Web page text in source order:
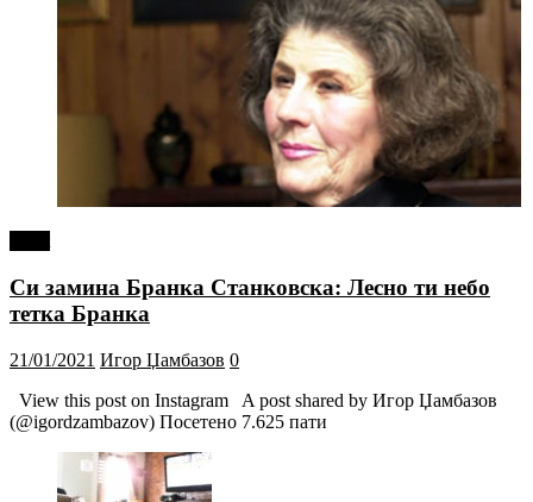
Си замина Бранка Станковска: Лесно ти небо
тетка Бранка
21/01/2021 Игор Џамбазов 0
View this post on Instagram A post shared by Игор Џамбазов
(@igordzambazov) Посетено 7.625 пати